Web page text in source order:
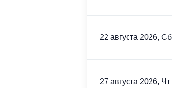
22 августа 2026, Сб
27 августа 2026, Чт